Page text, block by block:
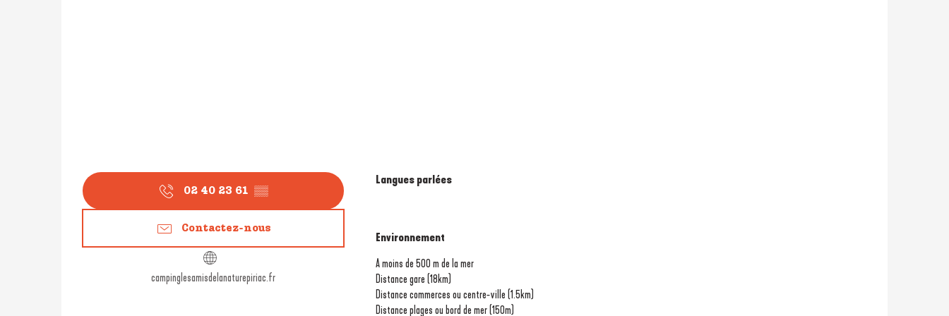
02 40 23 61 ▒▒
Contactez-nous
campinglesamisdelanaturepiriac.fr
Langues parlées
Langues parlées
Environnement
Environnement
A moins de 500 m de la mer
Distance gare (18km)
Distance commerces ou centre-ville (1.5km)
Distance plages ou bord de mer (150m)